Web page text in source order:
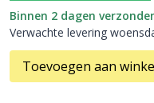
Binnen 2 dagen
Verwachte levering
Toevoegen aan